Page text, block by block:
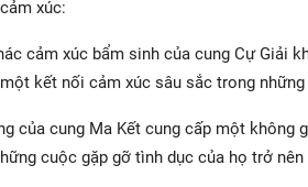
xúc:
cảm xúc bẩm sinh của cung Cự Giải
kết nối cảm xúc sâu sắc trong
của cung Ma Kết cung cấp một
cuộc gặp gỡ tình dục của họ trở